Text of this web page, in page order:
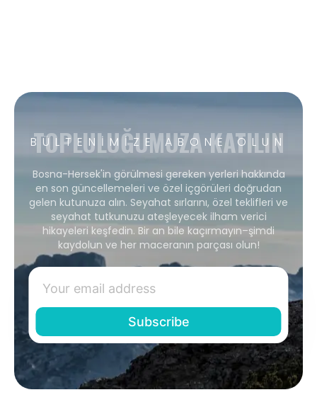
BÜLTENIMIZE ABONE OLUN
TOPLULUĞUMUZA KATILIN
Bosna-Hersek'in görülmesi gereken yerleri hakkında
en son güncellemeleri ve özel içgörüleri doğrudan
gelen kutunuza alın. Seyahat sırlarını, özel teklifleri ve
seyahat tutkunuzu ateşleyecek ilham verici
hikayeleri keşfedin. Bir an bile kaçırmayın–şimdi
kaydolun ve her maceranın parçası olun!